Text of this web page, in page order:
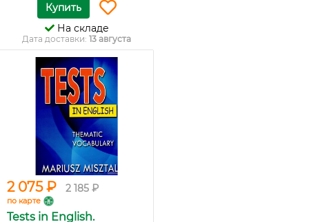
Купить
На складе
Дата доставки: 13 августа
2 075 ₽ 2 185 ₽
по карте
Tests in English.